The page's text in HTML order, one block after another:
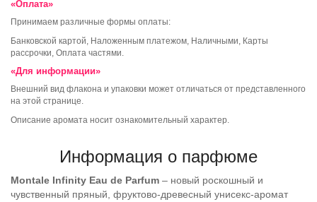
«Оплата»
Принимаем различные формы оплаты:
Банковской картой, Наложенным платежом, Наличными, Карты
рассрочки, Оплата частями.
«Для информации»
Внешний вид флакона и упаковки может отличаться от представленного
на этой странице.
Описание аромата носит ознакомительный характер.
Информация о парфюме
Montale Infinity Eau de Parfum – новый роскошный и
чувственный пряный, фруктово-древесный унисекс-аромат